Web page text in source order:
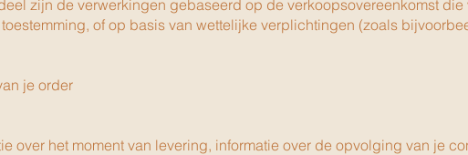
zijn de verwerkingen gebaseerd op de verkoopsovereenkomst
of op basis van wettelijke verplichtingen (zoals
je order
het moment van levering, informatie over de opvolging van je